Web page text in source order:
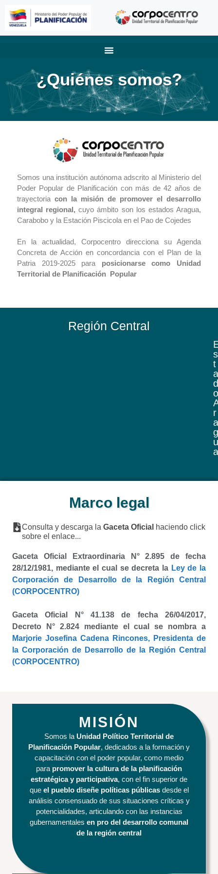
¿Quiénes somos?
.
Somos una institución autónoma adscrito al Ministerio del
Poder Popular de Planificación con más de 42 años de
trayectoria con la misión de promover el desarrollo
integral regional, cuyo ámbito son los estados Aragua,
Carabobo y la Estación Piscicola en el Pao de Cojedes
En la actualidad, Corpocentro direcciona su Agenda
Concreta de Acción en concordancia con el Plan de la
Patria 2019-2025 para posicionarse como Unidad
Territorial de Planificación Popular
Región Central
s
t
a
d
o
r
a
g
u
a
Consulta y descarga la Gaceta Oficial haciendo click
sobre el enlace...
Gaceta Oficial Extraordinaria N° 2.895 de fecha
28/12/1981, mediante el cual se decreta la Ley de la
Corporación de Desarrollo de la Región Central
(CORPOCENTRO)
Gaceta Oficial N° 41.138 de fecha 26/04/2017,
Decreto N° 2.824 mediante el cual se nombra a
Marjorie Josefina Cadena Rincones, Presidenta de
la Corporación de Desarrollo de la Región Central
(CORPOCENTRO)
Marco legal
MISIÓN
Somos la Unidad Político Territorial de
Planificación Popular, dedicados a la formación y
capacitación con el poder popular, como medio
para promover la cultura de la planificación
estratégica y participativa, con el fin superior de
que el pueblo diseñe políticas públicas desde el
análisis consensuado de sus situaciones críticas y
potencialidades, articulando con las instancias
gubernamentales en pro del desarrollo comunal
de la región central